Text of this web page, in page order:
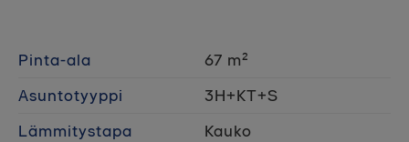
Pinta-ala
67 m²
Asuntotyyppi
3H+KT+S
Lämmitystapa
Kauko